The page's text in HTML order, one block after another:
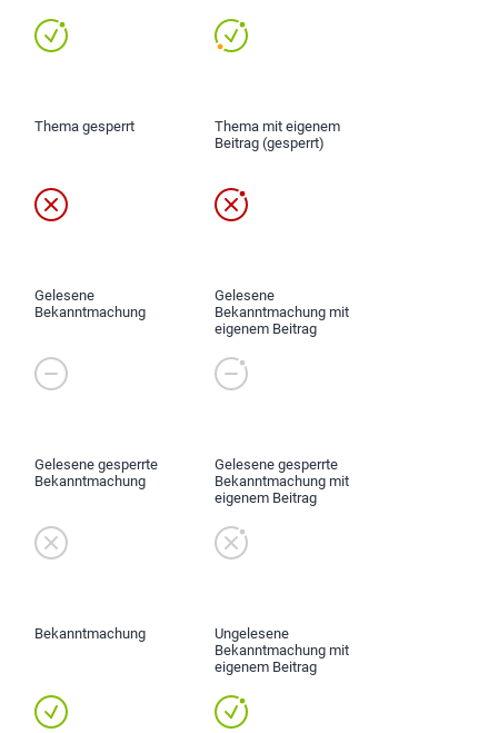
Thema gesperrt
Thema mit eigenem
Beitrag (gesperrt)
Gelesene
Bekanntmachung
Gelesene
Bekanntmachung mit
eigenem Beitrag
Gelesene gesperrte
Bekanntmachung
Gelesene gesperrte
Bekanntmachung mit
eigenem Beitrag
Bekanntmachung
Ungelesene
Bekanntmachung mit
eigenem Beitrag